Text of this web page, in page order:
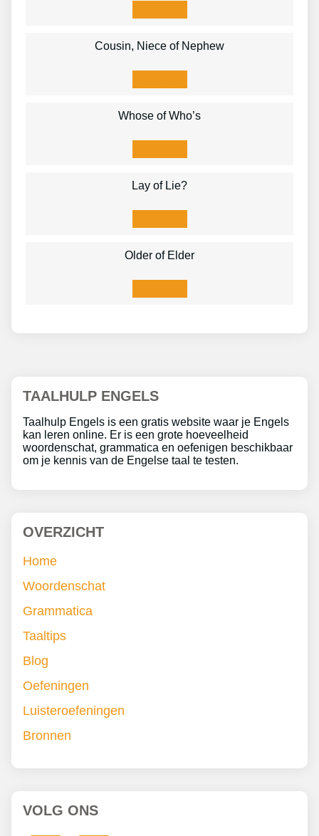
Cousin, Niece of Nephew
Whose of Who’s
Lay of Lie?
Older of Elder
TAALHULP ENGELS
Taalhulp Engels is een gratis website waar je Engels
kan leren online. Er is een grote hoeveelheid
woordenschat, grammatica en oefenigen beschikbaar
om je kennis van de Engelse taal te testen.
OVERZICHT
Home
Woordenschat
Grammatica
Taaltips
Blog
Oefeningen
Luisteroefeningen
Bronnen
VOLG ONS